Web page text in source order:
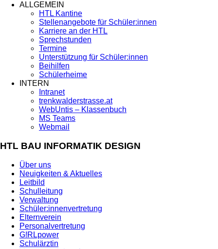
ALLGEMEIN
HTL Kantine
Stellenangebote für Schüler:innen
Karriere an der HTL
Sprechstunden
Termine
Unterstützung für Schüler:innen
Beihilfen
Schülerheime
INTERN
Intranet
trenkwalderstrasse.at
WebUntis – Klassenbuch
MS Teams
Webmail
HTL BAU INFORMATIK DESIGN
Über uns
Neuigkeiten & Aktuelles
Leitbild
Schulleitung
Verwaltung
Schüler:innenvertretung
Elternverein
Personalvertretung
G!RLpower
Schulärztin